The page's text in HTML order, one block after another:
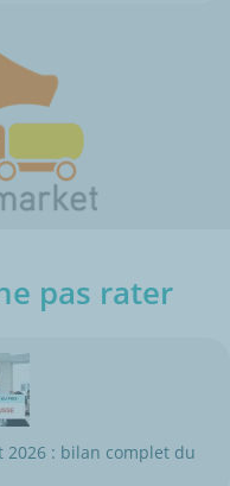
pas rater
: bilan complet du